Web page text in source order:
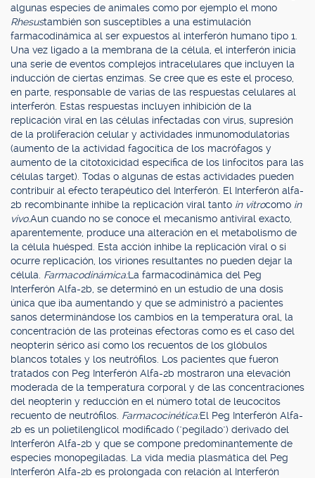
algunas especies de animales como por ejemplo el mono
Rhesustambién son susceptibles a una estimulación
farmacodinámica al ser expuestos al interferón humano tipo 1.
Una vez ligado a la membrana de la célula, el interferón inicia
una serie de eventos complejos intracelulares que incluyen la
inducción de ciertas enzimas. Se cree que es este el proceso,
en parte, responsable de varias de las respuestas celulares al
interferón. Estas respuestas incluyen inhibición de la
replicación viral en las células infectadas con virus, supresión
de la proliferación celular y actividades inmunomodulatorias
(aumento de la actividad fagocítica de los macrófagos y
aumento de la citotoxicidad específica de los linfocitos para las
células target). Todas o algunas de estas actividades pueden
contribuir al efecto terapéutico del Interferón. El Interferón alfa-
2b recombinante inhibe la replicación viral tanto in vitrocomo in
vivo.Aun cuando no se conoce el mecanismo antiviral exacto,
aparentemente, produce una alteración en el metabolismo de
la célula huésped. Esta acción inhibe la replicación viral o si
ocurre replicación, los viriones resultantes no pueden dejar la
célula. Farmacodinámica:La farmacodinámica del Peg
Interferón Alfa-2b, se determinó en un estudio de una dosis
única que iba aumentando y que se administró a pacientes
sanos determinándose los cambios en la temperatura oral, la
concentración de las proteínas efectoras como es el caso del
neopterin sérico así como los recuentos de los glóbulos
blancos totales y los neutrófilos. Los pacientes que fueron
tratados con Peg Interferón Alfa-2b mostraron una elevación
moderada de la temperatura corporal y de las concentraciones
del neopterin y reducción en el número total de leucocitos
recuento de neutrófilos. Farmacocinética:El Peg Interferón Alfa-
2b es un polietilenglicol modificado ("pegilado") derivado del
Interferón Alfa-2b y que se compone predominantemente de
especies monopegiladas. La vida media plasmática del Peg
Interferón Alfa-2b es prolongada con relación al Interferón